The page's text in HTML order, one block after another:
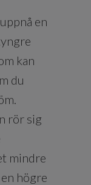
en
kan
du
rör sig
mindre
högre